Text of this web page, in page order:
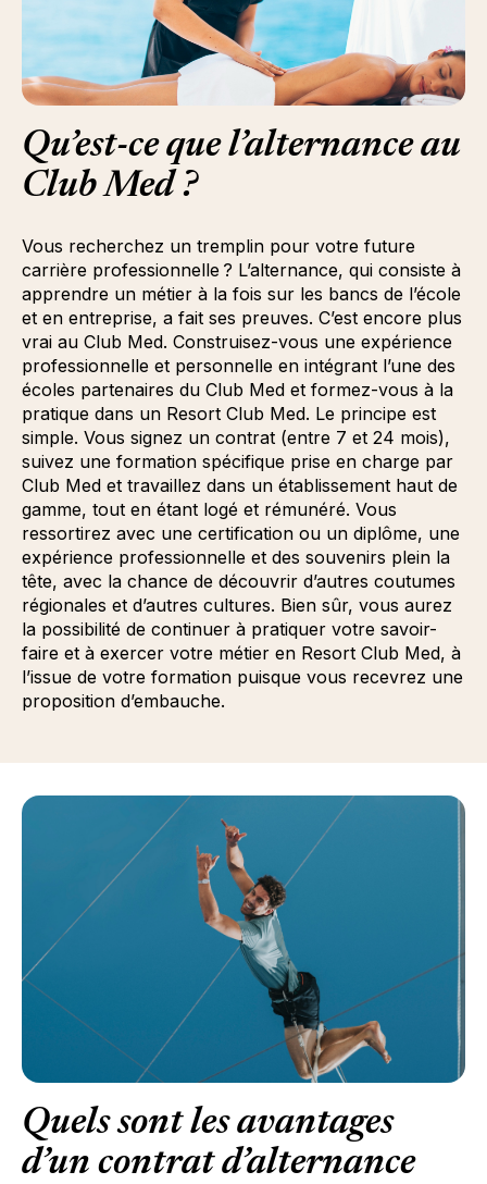
Qu’est-ce que l’alternance au
Club Med ?
Vous recherchez un tremplin pour votre future
carrière professionnelle ? L’alternance, qui consiste à
apprendre un métier à la fois sur les bancs de l’école
et en entreprise, a fait ses preuves. C’est encore plus
vrai au Club Med. Construisez-vous une expérience
professionnelle et personnelle en intégrant l’une des
écoles partenaires du Club Med et formez-vous à la
pratique dans un Resort Club Med. Le principe est
simple. Vous signez un contrat (entre 7 et 24 mois),
suivez une formation spécifique prise en charge par
Club Med et travaillez dans un établissement haut de
gamme, tout en étant logé et rémunéré. Vous
ressortirez avec une certification ou un diplôme, une
expérience professionnelle et des souvenirs plein la
tête, avec la chance de découvrir d’autres coutumes
régionales et d’autres cultures. Bien sûr, vous aurez
la possibilité de continuer à pratiquer votre savoir-
faire et à exercer votre métier en Resort Club Med, à
l’issue de votre formation puisque vous recevrez une
proposition d’embauche.
Quels sont les avantages
d’un contrat d’alternance